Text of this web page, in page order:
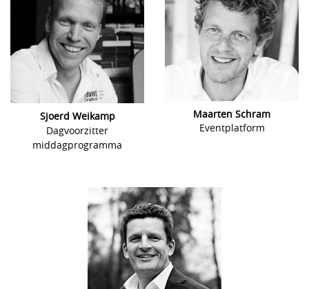
Sjoerd Weikamp
Dagvoorzitter
middagprogramma
Maarten Schram
Eventplatform